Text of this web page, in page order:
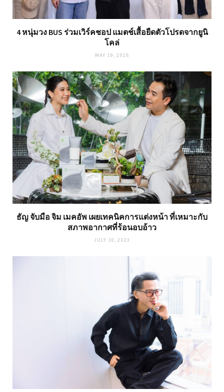
4 หนุ่มวง BUS ร่วมเวิร์คชอป แมตช์เสื้อยืดตัวโปรดจากยูนิ
โคล่
MAY 19, 2025
ธัญ จับมือ จิม เมคอัพ เผยเทคนิคการแต่งหน้า ที่เหมาะกับ
สภาพอากาศที่ร้อนอบอ้าว
JULY 10, 2023